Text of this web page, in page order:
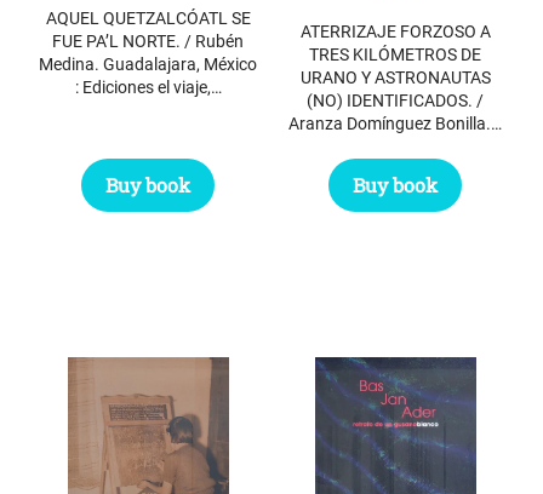
AQUEL QUETZALCÓATL SE
FUE PA’L NORTE. / Rubén
Medina. Guadalajara, México
: Ediciones el viaje,…
Buy book
ATERRIZAJE FORZOSO A
TRES KILÓMETROS DE
URANO Y ASTRONAUTAS
(NO) IDENTIFICADOS. /
Aranza Domínguez Bonilla.…
Buy book